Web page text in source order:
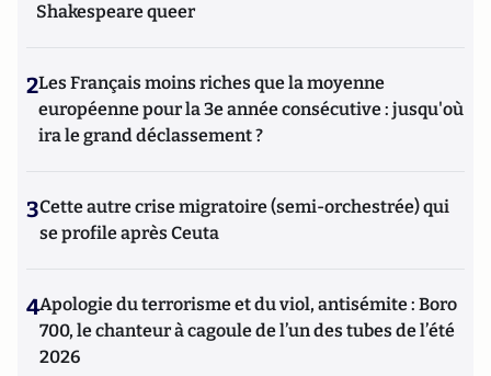
Shakespeare queer
2Les Français moins riches que la moyenne
européenne pour la 3e année consécutive : jusqu'où
ira le grand déclassement ?
3Cette autre crise migratoire (semi-orchestrée) qui
se profile après Ceuta
4Apologie du terrorisme et du viol, antisémite : Boro
700, le chanteur à cagoule de l’un des tubes de l’été
2026